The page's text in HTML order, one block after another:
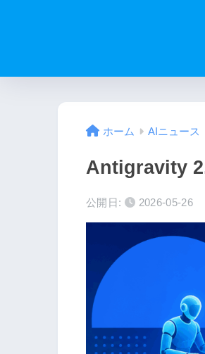
ホーム AIニュース
Antigravity
公開日: 2026-05-26